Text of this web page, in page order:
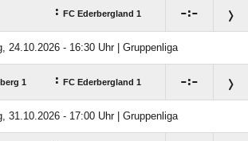
: FC Ederbergland 1 :
24.10.2026 - 16:30 Uhr | Gruppenliga
1 : FC Ederbergland 1 :
31.10.2026 - 17:00 Uhr | Gruppenliga